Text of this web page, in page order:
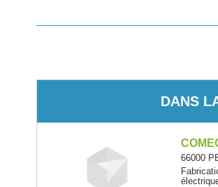
DANS
66000